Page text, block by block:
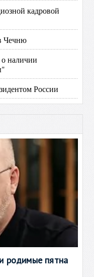
кадровой
Чечню
наличии
России
родимые пятна